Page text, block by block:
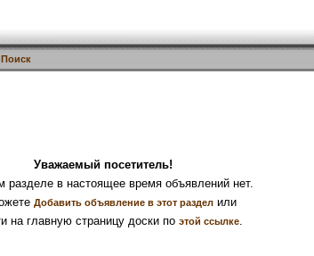
Поиск
Уважаемый посетитель!
разделе в настоящее время объявлений нет.
Добавить объявление в этот разделили
на главную страницу доски по этой ссылке.